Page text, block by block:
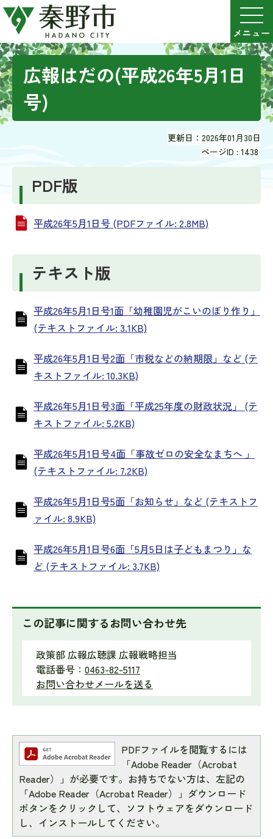
広報はだの(平成26年5月1日
号)
更新日：2026年01月30日
ページID : 1438
PDF版
平成26年5月1日号 (PDFファイル: 2.8MB)
テキスト版
平成26年5月1日号1面「幼稚園児がこいのぼり作り」
(テキストファイル: 3.1KB)
平成26年5月1日号2面「市税などの納期限」など (テ
キストファイル: 10.3KB)
平成26年5月1日号3面「平成25年度の財政状況」 (テ
キストファイル: 5.2KB)
平成26年5月1日号4面「事故ゼロの安全なまちへ 」
(テキストファイル: 7.2KB)
平成26年5月1日号5面「お知らせ」など (テキストフ
ァイル: 8.9KB)
平成26年5月1日号6面「5月5日は子どもまつり」な
ど (テキストファイル: 3.7KB)
この記事に関するお問い合わせ先
政策部 広報広聴課 広報戦略担当
電話番号： 0463-82-5117
お問い合わせメールを送る
PDFファイルを閲覧するには
「Adobe Reader（Acrobat
Reader）」が必要です。お持ちでない方は、左記の
「Adobe Reader（Acrobat Reader）」ダウンロード
ボタンをクリックして、ソフトウェアをダウンロード
し、インストールしてください。